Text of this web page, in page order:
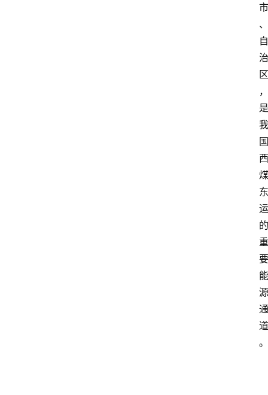
市
、
自
治
区
，
是
我
国
西
煤
东
运
的
重
要
能
源
通
道
。